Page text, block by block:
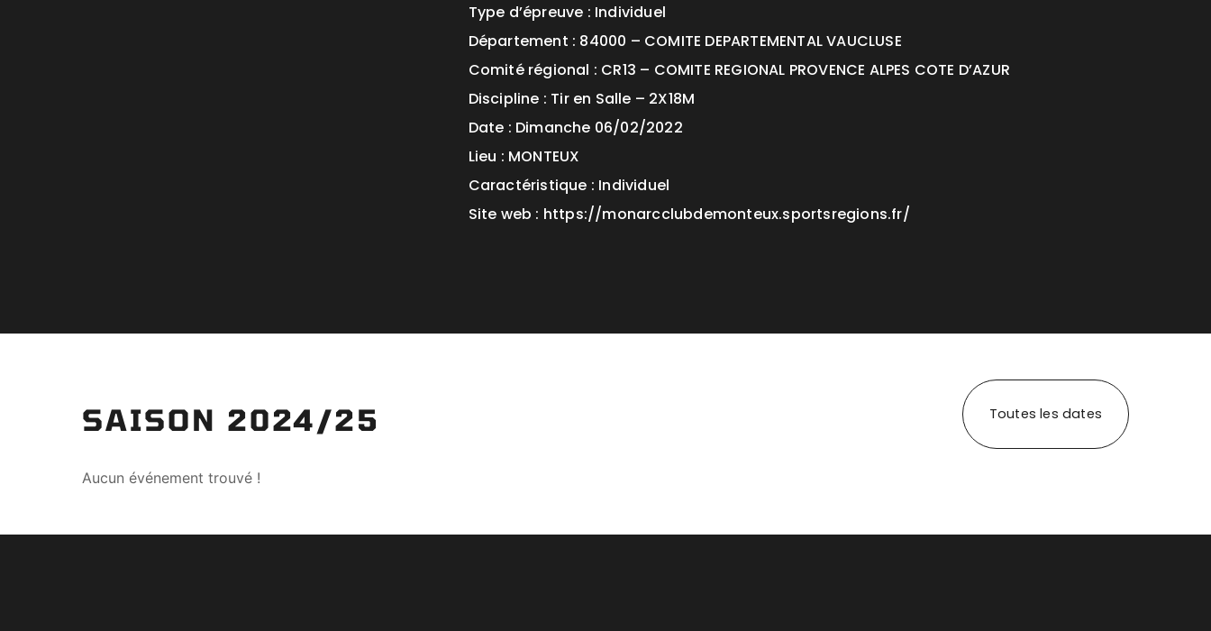
Type d’épreuve : Individuel
Département : 84000 – COMITE DEPARTEMENTAL VAUCLUSE
Comité régional : CR13 – COMITE REGIONAL PROVENCE ALPES COTE D’AZUR
Discipline : Tir en Salle – 2X18M
Date : Dimanche 06/02/2022
Lieu : MONTEUX
Caractéristique : Individuel
Site web : https://monarcclubdemonteux.sportsregions.fr/
SAISON 2024/25 Toutes les dates
Aucun événement trouvé !